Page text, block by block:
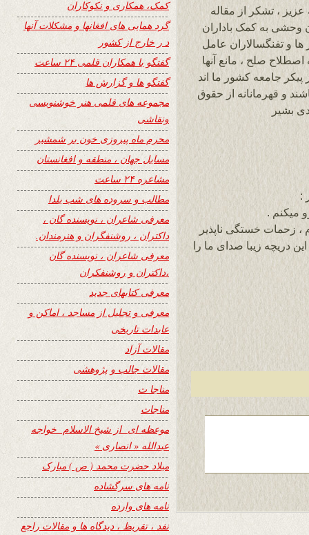
، تشکر از مقاله
وحشی به کمک باداران
ها و تفنگسالاران عامل
صلح ، مانع آنها
پیکر جامعه کشور ما اند
و قهرمانانه از حقوق
بشیر
:
میکنم .
، زحمات خستگی ناپذیر
دریچه زیبا صدای ما را
کمک، همکاری و نکوکاران
گرد همایی های افغانها و مشکلات آنها
د ر خارج از کشور
گفتگو با همکاران قلمی ۲۴ ساعت
گفتگو ها و گزارش ها
مجموعه های قلمی هنر خوشنویسی
ونقاشی
محرم ماه پیروزی خون بر شمشیر
مسایل جهان ، منطقه و افغانستان
مشاعره ۲۴ ساعت
مطالب و سروده های شب یلدا
معرفی شاعران ، نویسنده گان ،
داکتران ، روشنفگران و هنرمندان.
معرفی شاعران ، نویسنده گان
،داکتران و روشنفکران
معرفی کتابهای جدید
معرفی و تجلیل از مساجد ، اماکن و
عابدات تاریخی
مقالات آزاد
مقالات جالب و پژوهشی
مناجا ت
مناجات
موعظه ای از شیخ الاسلام خواجه
عبدالله « انصاری »
میلاد حضرت محمد ( ص ) مبارک
نامه های سرگشاده
نامه های وارده
نفد ، تقریظ ، دیدگاه ها و مقالات راجع